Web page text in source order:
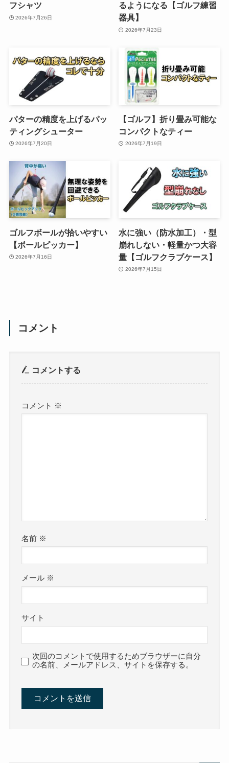
フシャツ
2026年7月26日
るようになる【ゴルフ練習
器具】
2026年7月23日
パターの精度を上げるパッ
ティングシューター
2026年7月20日
【ゴルフ】折り畳み可能な
コンパクトなティー
2026年7月19日
ゴルフボールが拾いやすい
【ボールピッカー】
2026年7月16日
水に強い（防水加工）・型
崩れしない・軽量かつ大容
量【ゴルフクラブケース】
2026年7月15日
コメント
コメントする
コメント ※
名前 ※
メール ※
サイト
次回のコメントで使用するためブラウザーに自分
の名前、メールアドレス、サイトを保存する。